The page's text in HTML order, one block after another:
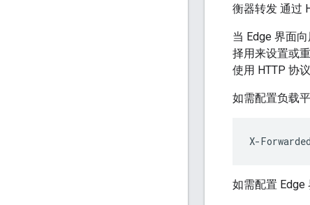
衡器转发 通过
当 Edge 界面
择用来设置或
使用 HTTP 协
如需配置负载
X-
如需配置 Edge